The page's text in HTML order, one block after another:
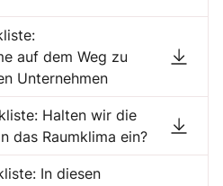
auf dem Weg zu
Unternehmen
Halten wir die
das Raumklima ein?
In diesen